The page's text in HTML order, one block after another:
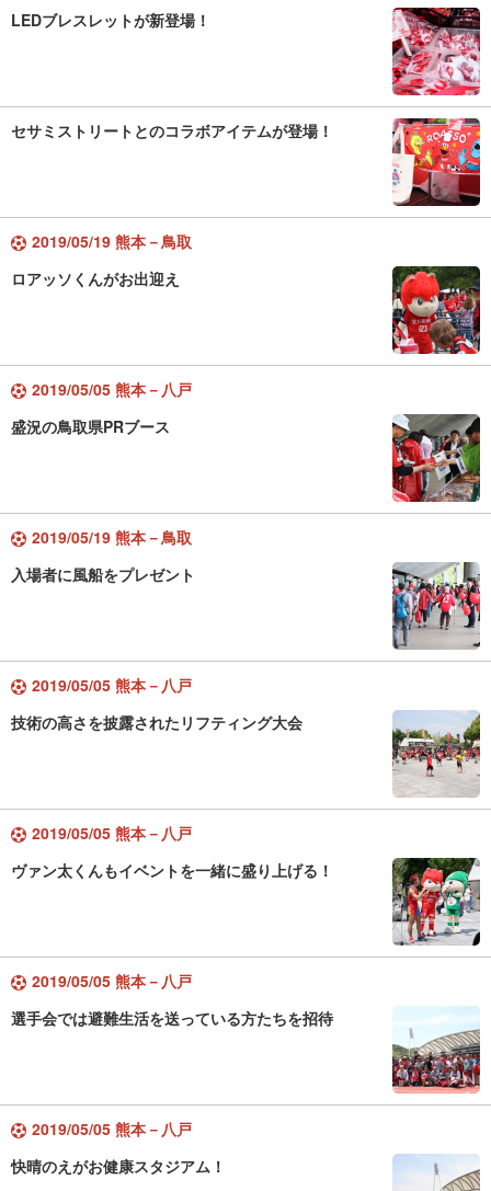
LEDブレスレットが新登場！
セサミストリートとのコラボアイテムが登場！
2019/05/19 熊本－鳥取
ロアッソくんがお出迎え
2019/05/05 熊本－八戸
盛況の鳥取県PRブース
2019/05/19 熊本－鳥取
入場者に風船をプレゼント
2019/05/05 熊本－八戸
技術の高さを披露されたリフティング大会
2019/05/05 熊本－八戸
ヴァン太くんもイベントを一緒に盛り上げる！
2019/05/05 熊本－八戸
選手会では避難生活を送っている方たちを招待
2019/05/05 熊本－八戸
快晴のえがお健康スタジアム！